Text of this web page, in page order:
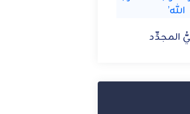
المجدِّد